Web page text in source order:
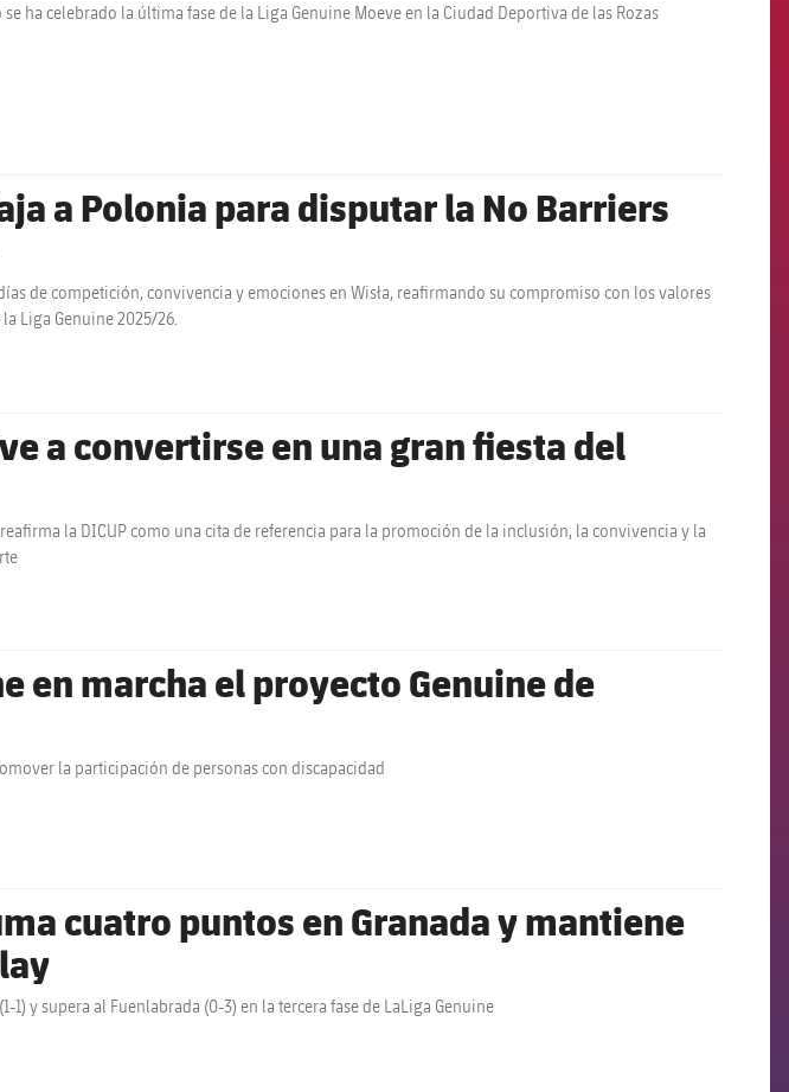
se ha celebrado la última fase de la Liga Genuine Moeve en la Ciudad Deportiva de las Rozas
a Polonia para disputar la No Barriers
de competición, convivencia y emociones en Wisła, reafirmando su compromiso con los valores
Liga Genuine 2025/26.
a convertirse en una gran fiesta del
la DICUP como una cita de referencia para la promoción de la inclusión, la convivencia y la
en marcha el proyecto Genuine de
la participación de personas con discapacidad
cuatro puntos en Granada y mantiene
1) y supera al Fuenlabrada (0-3) en la tercera fase de LaLiga Genuine